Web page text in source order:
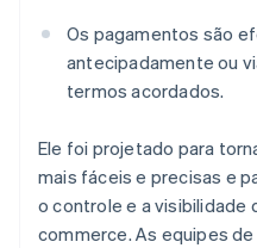
Os pagamentos são
antecipadamente ou
termos acordados.
Ele foi projetado para
mais fáceis e precisas e
o controle e a visibilidade
commerce. As equipes